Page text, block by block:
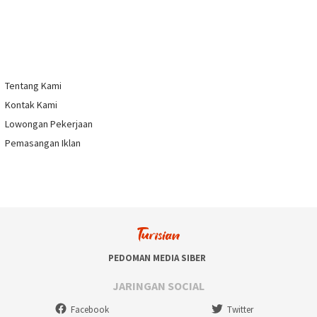
tari , membaca puisi, berpantun dan juga permainan rakyat.
Pengemasannya dalam bentuk panggung pentas menarik
serta menghibur.
Permainan rakyat yang nantinya memeriahkan acara budaya ini
seperti kaki bajang atau yang lebih populer dikenal dengan
egrang, gasing, seletup serta canang.
Nih Dua Resort di Batam yang Menawan, Pas Buat
Liburan Kamu!